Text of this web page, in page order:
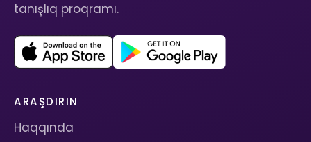
tanışlıq proqramı.
ARAŞDIRIN
Haqqında